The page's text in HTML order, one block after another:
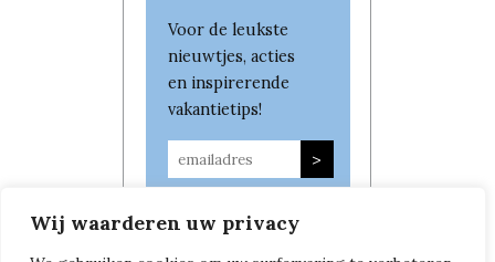
Wij waarderen uw privacy
Voor de leukste
nieuwtjes, acties
en inspirerende
vakantietips!